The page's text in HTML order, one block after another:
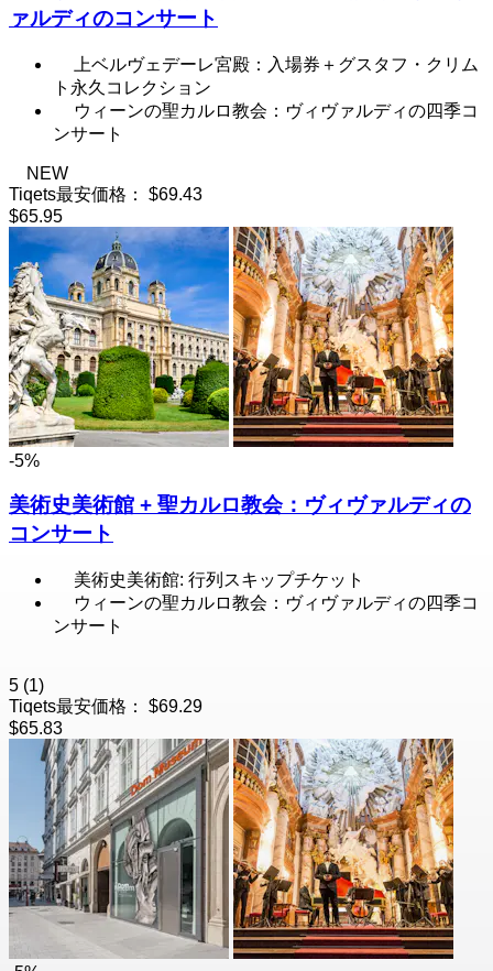
ァルディのコンサート
上ベルヴェデーレ宮殿：入場券＋グスタフ・クリム
ト永久コレクション
ウィーンの聖カルロ教会：ヴィヴァルディの四季コ
ンサート
NEW
Tiqets最安価格：
$69.43
$65.95
-5%
美術史美術館 + 聖カルロ教会：ヴィヴァルディの
コンサート
美術史美術館: 行列スキップチケット
ウィーンの聖カルロ教会：ヴィヴァルディの四季コ
ンサート
5 (1)
Tiqets最安価格：
$69.29
$65.83